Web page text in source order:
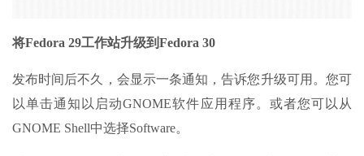
将Fedora 29工作站升级到Fedora 30
发布时间后不久，会显示一条通知，告诉您升级可用。您可
以单击通知以启动GNOME软件应用程序。或者您可以从
GNOME Shell中选择Software。